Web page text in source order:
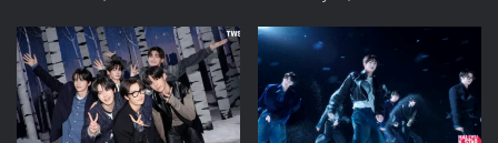
“เสน่ห์ของเรื่องนี้อยู่ที่ความตึงเครียด
ระหว่างความลับที่เกือบจะถูกเปิดเผย
แต่ก็ยังคงถูกเก็บงำไว้ได้เรื่อยๆ”